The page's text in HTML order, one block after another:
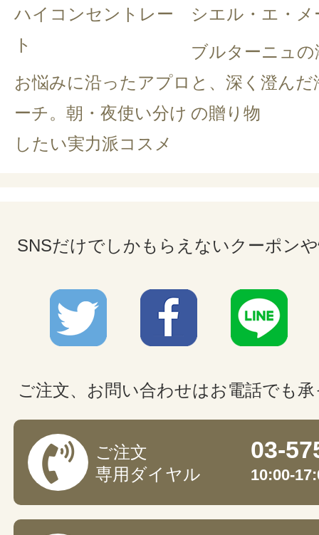
ハイコンセントレー
ト
お悩みに沿ったアプロ
ーチ。朝・夜使い分け
したい実力派コスメ
シエル・エ・メ
ブルターニュの
と、深く澄んだ
の贈り物
SNSだけでしかもらえないクーポン
ご注文、お問い合わせはお電話でも
ご注文
専用ダイヤル
03-
10:00-